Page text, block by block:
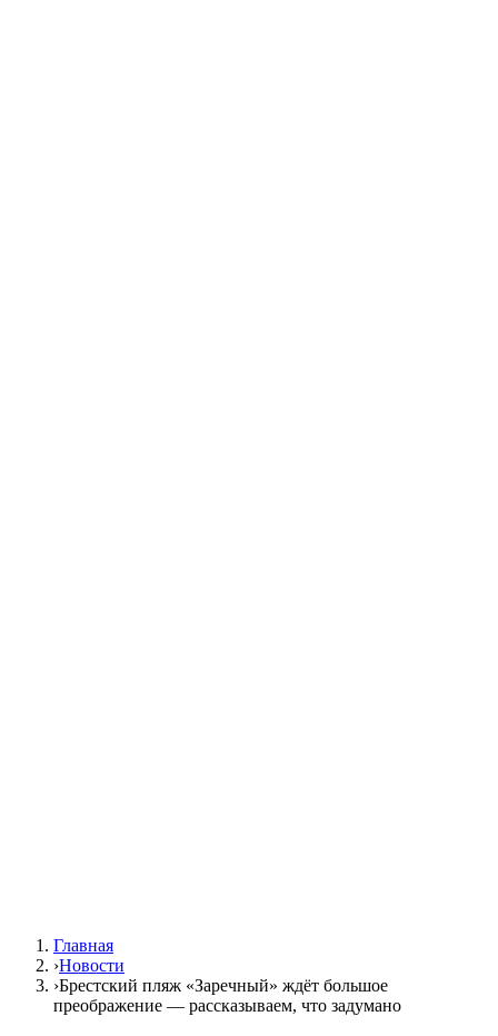
Главная
›Новости
›Брестский пляж «Заречный» ждёт большое
преображение — рассказываем, что задумано